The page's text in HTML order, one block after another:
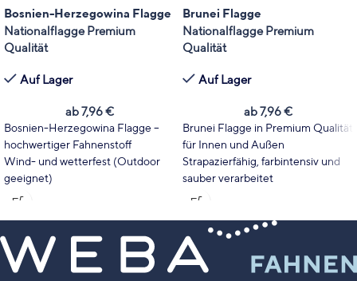
Bosnien-Herzegowina Flagge
Nationalflagge Premium
Qualität
Auf Lager
ab7,96€
Bosnien-Herzegowina Flagge –
hochwertiger Fahnenstoff
Wind- und wetterfest (Outdoor
geeignet)
Wählen Sie Fahnentyp und Größe
UV-Stabilität
Made in Germany
Brunei Flagge
Nationalflagge Premium
Qualität
Auf Lager
ab7,96€
Brunei Flagge in Premium Qualität
für Innen und Außen
Strapazierfähig, farbintensiv und
sauber verarbeitet
Wählen Sie Format und Größe
Dekoration
Leuchtende Farben mit hoher
UV-Stabilität